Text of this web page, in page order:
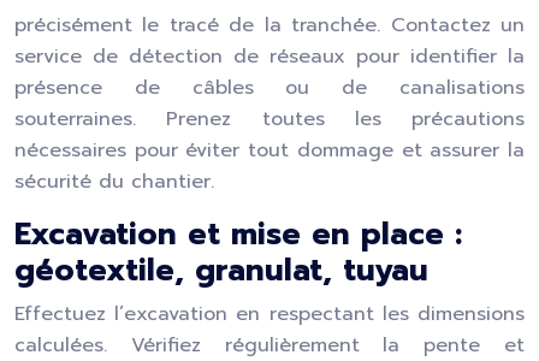
précisément le tracé de la tranchée. Contactez un
service de détection de réseaux pour identifier la
présence de câbles ou de canalisations
souterraines. Prenez toutes les précautions
nécessaires pour éviter tout dommage et assurer la
sécurité du chantier.
Excavation et mise en place :
géotextile, granulat, tuyau
Effectuez l’excavation en respectant les dimensions
calculées. Vérifiez régulièrement la pente et